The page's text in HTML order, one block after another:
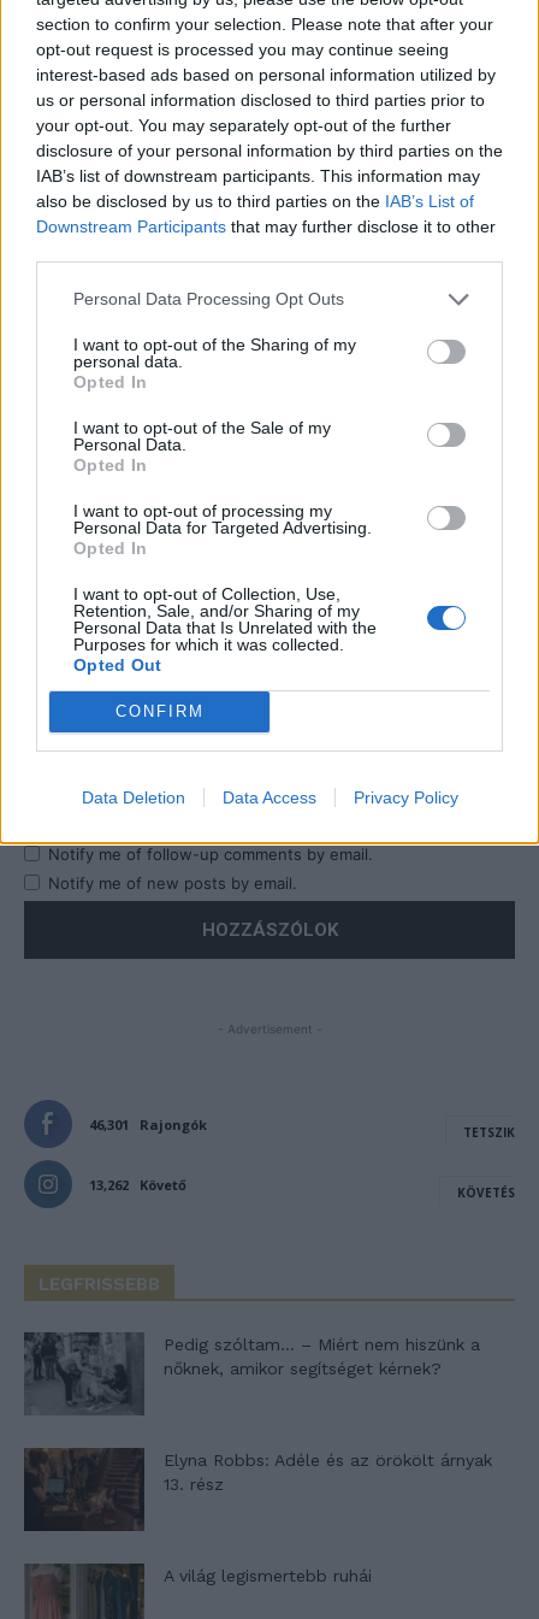
section to confirm your selection. Please note that after your
opt-out request is processed you may continue seeing
interest-based ads based on personal information utilized by
us or personal information disclosed to third parties prior to
your opt-out. You may separately opt-out of the further
disclosure of your personal information by third parties on the
IAB’s list of downstream participants. This information may
also be disclosed by us to third parties on the IAB’s List of
Downstream Participants that may further disclose it to other
Personal Data Processing Opt Outs
I want to opt-out of the Sharing of my
personal data.
Opted In
I want to opt-out of the Sale of my
Personal Data.
Opted In
I want to opt-out of processing my
Personal Data for Targeted Advertising.
Opted In
I want to opt-out of Collection, Use,
Retention, Sale, and/or Sharing of my
Personal Data that Is Unrelated with the
Purposes for which it was collected.
Opted Out
CONFIRM
Data Deletion Data Access Privacy Policy
árnyak 13. rész
A világ legismertebb ruhái
HOZZÁSZÓLOK A CIKKHEZ
next time I comment.
Notify me of follow-up comments by email.
Notify me of new posts by email.
- Advertisement -
46,301 Rajongók TETSZIK
13,262 Követő KÖVETÉS
LEGFRISSEBB
Pedig szóltam… – Miért nem hiszünk a
nőknek, amikor segítséget kérnek?
Elyna Robbs: Adéle és az örökölt árnyak
13. rész
A világ legismertebb ruhái